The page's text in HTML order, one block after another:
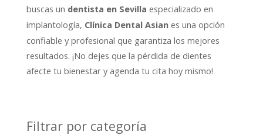
buscas un dentista en Sevilla especializado en
implantología, Clínica Dental Asianes una opción
confiable y profesional que garantiza los mejores
resultados. ¡No dejes que la pérdida de dientes
afecte tu bienestar y agenda tu cita hoy mismo!
Filtrar por categoría